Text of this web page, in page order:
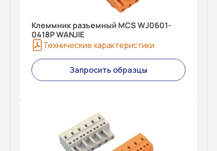
Клеммник разъемный MCS WJ0601-
0418P WANJIE
Технические характеристики
Запросить образцы